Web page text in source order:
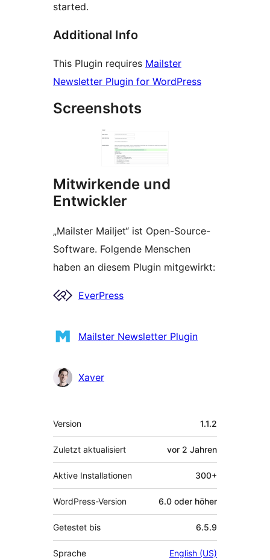
started.
Additional Info
This Plugin requires Mailster
Newsletter Plugin for WordPress
Screenshots
Mitwirkende und
Entwickler
„Mailster Mailjet“ ist Open-Source-
Software. Folgende Menschen
haben an diesem Plugin mitgewirkt:
Mitwirkende
EverPress
Mailster Newsletter Plugin
Xaver
Meta
Version 1.1.2
Zuletzt aktualisiert vor 2 Jahren
Aktive Installationen 300+
WordPress-Version 6.0 oder höher
Getestet bis 6.5.9
Sprache English (US)